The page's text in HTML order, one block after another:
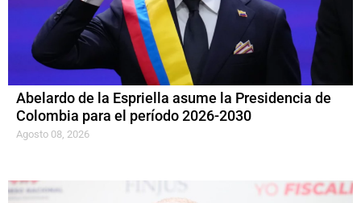
Abelardo de la Espriella asume la Presidencia de
Colombia para el período 2026-2030
Agosto 08, 2026